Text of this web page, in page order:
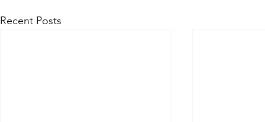
Recent Posts